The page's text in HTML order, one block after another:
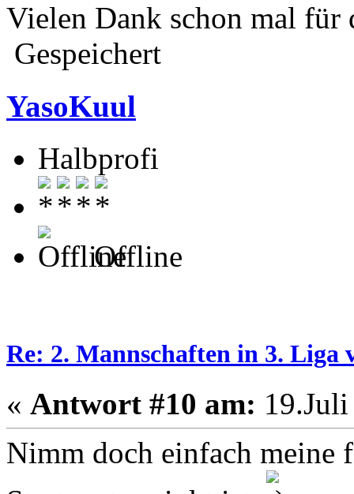
Vielen Dank schon mal für
Gespeichert
YasoKuul
Halbprofi
Offline
Re: 2. Mannschaften in 3. Liga
« Antwort #10 am:
Nimm doch einfach meine